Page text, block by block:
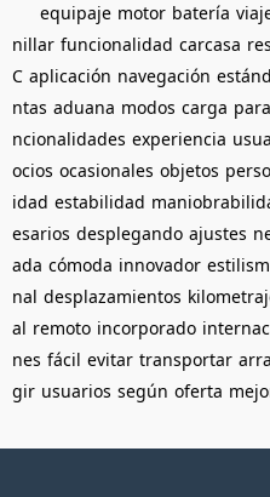
equipaje motor batería
nillar funcionalidad carcasa
C aplicación navegación
ntas aduana modos carga
ncionalidades experiencia
ocios ocasionales objetos
idad estabilidad
esarios desplegando ajustes
ada cómoda innovador
nal desplazamientos
al remoto incorporado
nes fácil evitar transportar
gir usuarios según oferta